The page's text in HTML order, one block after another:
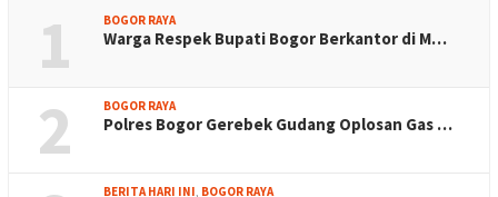
1 BOGOR RAYA
Warga Respek Bupati Bogor Berkantor di M…
2 BOGOR RAYA
Polres Bogor Gerebek Gudang Oplosan Gas …
BERITA HARI INI, BOGOR RAYA